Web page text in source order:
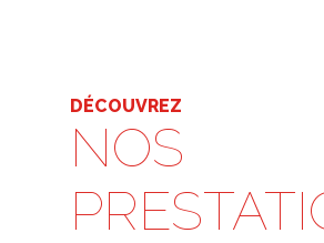
DÉCOUVREZ
NOS